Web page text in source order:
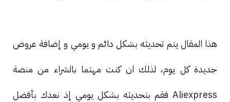
هذا المقال يتم تحديثه بشكل دائم و يومي و إضافة عروض
جديدة كل يوم، لذلك ان كنت مهتما بالشراء من منصة
Aliexpress فقم بتحديثه بشكل يومي إذ نعدك بأفضل